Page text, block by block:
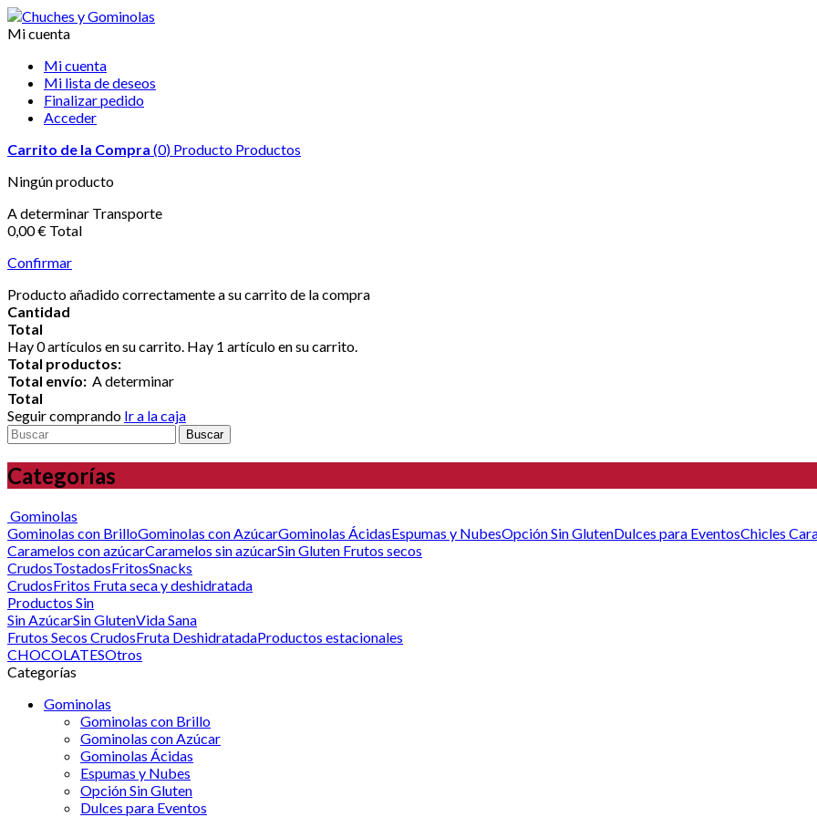
Mi cuenta
Mi cuenta
Mi lista de deseos
Finalizar pedido
Acceder
Carrito de la Compra (0) Producto Productos
Ningún producto
A determinar Transporte
0,00 € Total
Confirmar
Producto añadido correctamente a su carrito de la compra
Cantidad
Total
Hay0artículos en su carrito. Hay 1 artículo en su carrito.
Total productos:
Total envío: A determinar
Total
Seguir comprando Ir a la caja
Buscar
Categorías
Gominolas
Gominolas con BrilloGominolas con AzúcarGominolas ÁcidasEspumas y NubesOpción Sin GlutenDulces para EventosChicles
Caramelos con azúcarCaramelos sin azúcarSin Gluten Frutos secos
CrudosTostadosFritosSnacks
CrudosFritos Fruta seca y deshidratada
Productos Sin
Sin AzúcarSin GlutenVida Sana
Frutos Secos CrudosFruta DeshidratadaProductos estacionales
CHOCOLATESOtros
Categorías
Gominolas
Gominolas con Brillo
Gominolas con Azúcar
Gominolas Ácidas
Espumas y Nubes
Opción Sin Gluten
Dulces para Eventos